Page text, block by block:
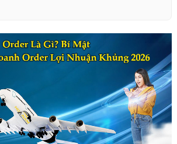
“order” trong kinh doanh
việc kinh doanh theo hình thức order
hàng order phổ biến hiện nay
online
Đặt trước hàng chưa có sẵn
quốc tế